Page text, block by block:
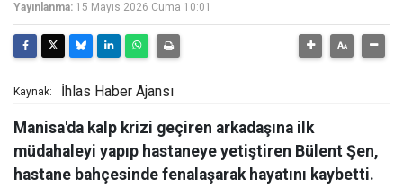
Yayınlanma: 15 Mayıs 2026 Cuma 10:01
Kaynak: İhlas Haber Ajansı
Manisa'da kalp krizi geçiren arkadaşına ilk
müdahaleyi yapıp hastaneye yetiştiren Bülent Şen,
hastane bahçesinde fenalaşarak hayatını kaybetti.